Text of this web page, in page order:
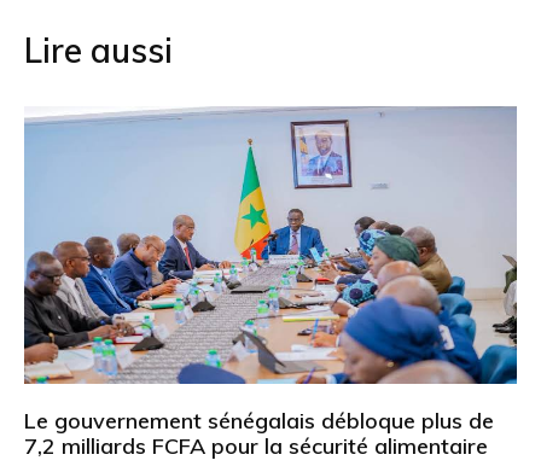
Lire aussi
Le gouvernement sénégalais débloque plus de
7,2 milliards FCFA pour la sécurité alimentaire